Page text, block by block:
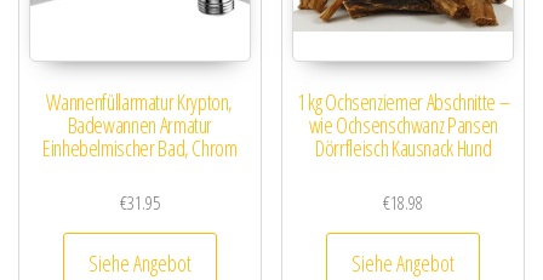
Wannenfüllarmatur Krypton,
Badewannen Armatur
Einhebelmischer Bad, Chrom
€31.95
Siehe Angebot
1 kg Ochsenziemer Abschnitte –
wie Ochsenschwanz Pansen
Dörrfleisch Kausnack Hund
€18.98
Siehe Angebot